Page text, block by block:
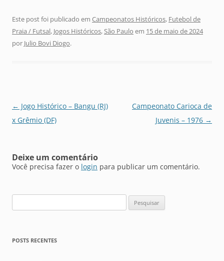
Este post foi publicado em Campeonatos Históricos, Futebol de
Praia / Futsal, Jogos Históricos,São Paulo em 15 de maio de 2024
por Julio Bovi Diogo.
Navegação
de
← Jogo Histórico – Bangu (RJ)
x Grêmio (DF)
Campeonato Carioca de
Juvenis – 1976 →
Deixe um comentário
Você precisa fazer o login para publicar um comentário.
por:
POSTS RECENTES